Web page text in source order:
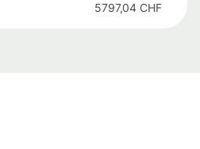
5797,04 CHF